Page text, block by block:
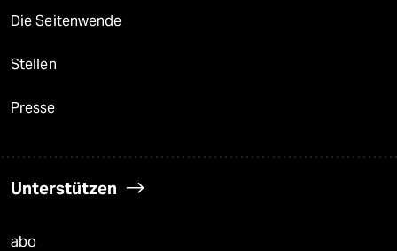
Die Seitenwende
Stellen
Presse
Unterstützen
abo